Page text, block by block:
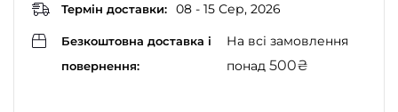
Термін доставки: 08 - 15 Сер, 2026
Безкоштовна доставка і
повернення:
На всі замовлення
понад 500₴